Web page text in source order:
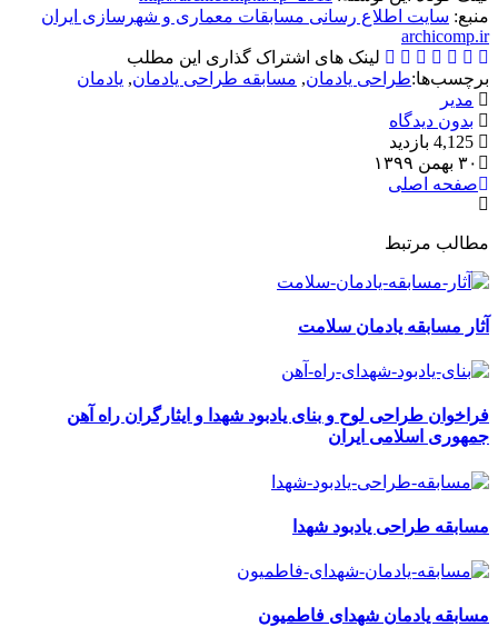
منبع: سایت اطلاع رسانی مسابقات معماری و شهرسازی ایران
archicomp.ir
لینک های اشتراک گذاری این مطلب
برچسب‌ها:طراحی یادمان, مسابقه طراحی یادمان, یادمان
مدیر
بدون دیدگاه
۳۰ بهمن ۱۳۹۹
صفحه اصلی
مطالب مرتبط
آثار مسابقه یادمان سلامت
فراخوان طراحی لوح و بنای یادبود شهدا و ایثارگران راه آهن
جمهوری اسلامی ایران
مسابقه طراحی یادبود شهدا
مسابقه یادمان شهدای فاطمیون